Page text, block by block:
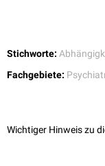
Stichworte:
Fachgebiete:
Wichtiger Hinweis zu